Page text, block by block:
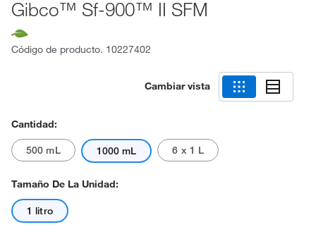
Gibco™ Sf-900™ II SFM
Código de producto. 10227402
Cambiar vista
Cantidad:
500 mL 1000 mL 6 x 1 L
Tamaño De La Unidad:
1 litro